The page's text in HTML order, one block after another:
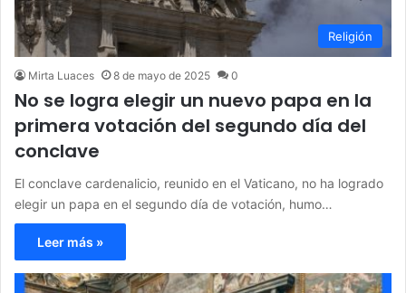
Religión
Mirta Luaces 8 de mayo de 2025 0
No se logra elegir un nuevo papa en la
primera votación del segundo día del
conclave
El conclave cardenalicio, reunido en el Vaticano, no ha logrado
elegir un papa en el segundo día de votación, humo…
Leer más »